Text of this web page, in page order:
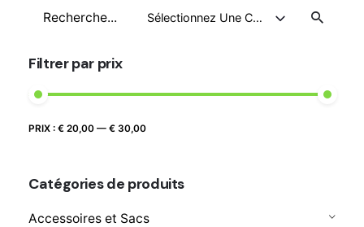
Recherche
Sélectionnez Une Catégorie
Filtrer par prix
Prix
Prix
PRIX : € 20,00 — € 30,00
Catégories de produits
Accessoires et Sacs